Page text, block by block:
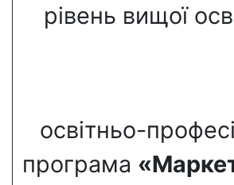
рівень вищої
освітньо-
програма